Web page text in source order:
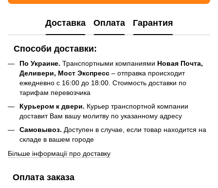
Доставка Оплата Гарантия
Способи доставки:
По Украине. Транспортными компаниями Новая Почта,
Деливери, Мост Экспресс – отправка происходит
ежедневно с 16:00 до 18:00. Стоимость доставки по
тарифам перевозчика
Курьером к двери. Курьер транспортной компании
доставит Вам вашу молитву по указанному адресу
Самовывоз. Доступен в случае, если товар находится на
складе в вашем городе
Більше інформації про доставку
Оплата заказа